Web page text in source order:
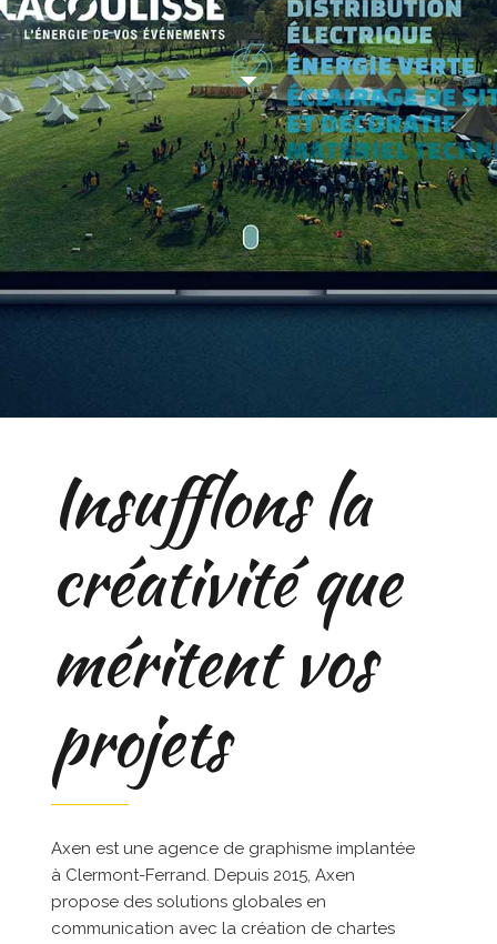
Insufflons la
créativité que
méritent vos
projets
Axen est une agence de graphisme implantée
à Clermont-Ferrand. Depuis 2015, Axen
propose des solutions globales en
communication avec la création de chartes